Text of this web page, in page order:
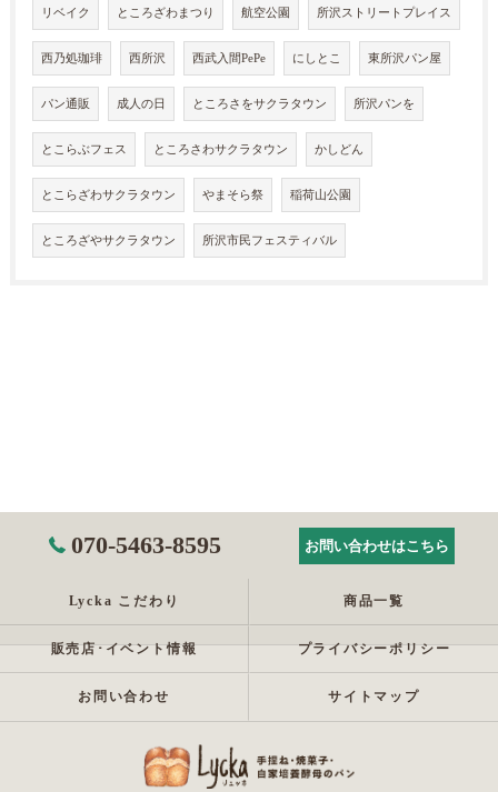
リベイク ところざわまつり 航空公園 所沢ストリートプレイス
西乃処珈琲 西所沢 西武入間PePe にしとこ 東所沢パン屋
パン通販 成人の日 ところさをサクラタウン 所沢パンを
とこらぶフェス ところさわサクラタウン かしどん
とこらざわサクラタウン やまそら祭 稲荷山公園
ところざやサクラタウン 所沢市民フェスティバル
070-5463-8595 お問い合わせはこちら
Lycka こだわり 商品一覧
販売店･イベント情報 プライバシーポリシー
お問い合わせ サイトマップ